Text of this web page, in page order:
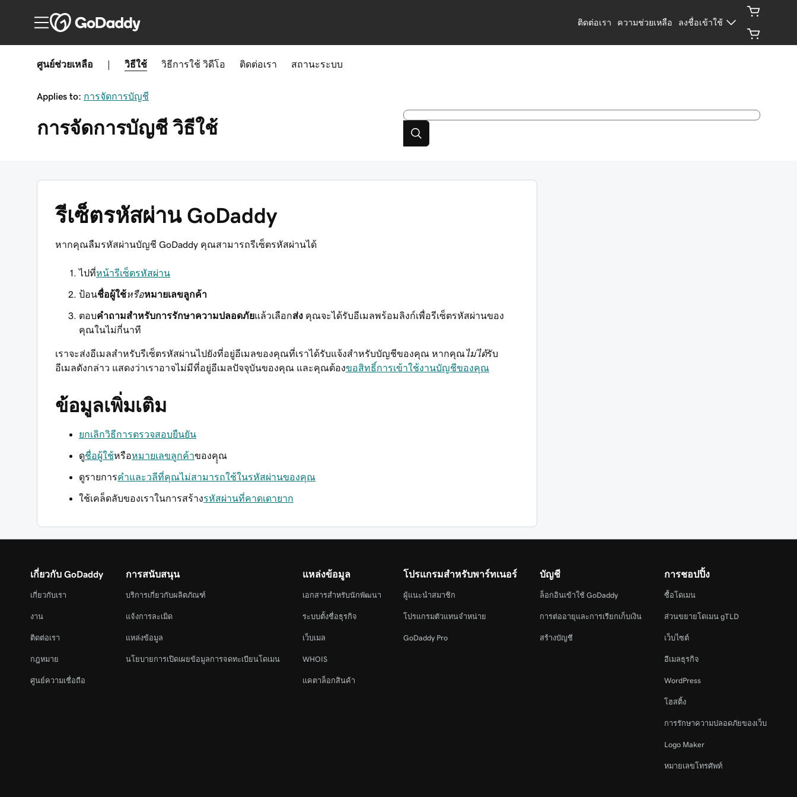
ติดต่อเรา ความช่วยเหลือ ลงชื่อเข้าใช้
ศูนย์ช่วยเหลือ วิธีใช้ วิธีการใช้ วิดีโอ ติดต่อเรา สถานะระบบ
Applies to: การจัดการบัญชี
การจัดการบัญชี วิธีใช้
รีเซ็ตรหัสผ่าน GoDaddy
หากคุณลืมรหัสผ่านบัญชี GoDaddy คุณสามารถรีเซ็ตรหัสผ่านได้
ไปที่หน้ารีเซ็ตรหัสผ่าน
ป้อนชื่อผู้ใช้หรือหมายเลขลูกค้า
ตอบคำถามสำหรับการรักษาความปลอดภัยแล้วเลือกส่ง คุณจะได้รับอีเมลพร้อมลิงก์เพื่อรีเซ็ตรหัสผ่านของ
คุณในไม่กี่นาที
เราจะส่งอีเมลสำหรับรีเซ็ตรหัสผ่านไปยังที่อยู่อีเมลของคุณที่เราได้รับแจ้งสำหรับบัญชีของคุณ หากคุณไม่ได้รับ
อีเมลดังกล่าว แสดงว่าเราอาจไม่มีที่อยู่อีเมลปัจจุบันของคุณ และคุณต้องขอสิทธิ์การเข้าใช้งานบัญชีของคุณ
ข้อมูลเพิ่มเติม
ยกเลิกวิธีการตรวจสอบยืนยัน
ดูชื่อผู้ใช้หรือหมายเลขลูกค้าของคุุณ
ดูรายการคำและวลีที่คุณไม่สามารถใช้ในรหัสผ่านของคุณ
ใช้เคล็ดลับของเราในการสร้างรหัสผ่านที่คาดเดายาก
เกี่ยวกับ GoDaddy
เกี่ยวกับเรา
งาน
ติดต่อเรา
กฎหมาย
ศูนย์ความเชื่อถือ
การสนับสนุน
บริการเกี่ยวกับผลิตภัณฑ์
แจ้งการละเมิด
แหล่งข้อมูล
นโยบายการเปิดเผยข้อมูลการจดทะเบียนโดเมน
แหล่งข้อมูล
เอกสารสำหรับนักพัฒนา
ระบบตั้งชื่อธุรกิจ
เว็บเมล
WHOIS
แคตาล็อกสินค้า
โปรแกรมสำหรับพาร์ทเนอร์
ผู้แนะนำสมาชิก
โปรแกรมตัวแทนจำหน่าย
GoDaddy Pro
บัญชี
ล็อกอินเข้าใช้ GoDaddy
การต่ออายุและการเรียกเก็บเงิน
สร้างบัญชี
การชอปปิ้ง
ซื้อโดเมน
ส่วนขยายโดเมน gTLD
เว็บไซต์
อีเมลธุรกิจ
WordPress
โฮสติ้ง
การรักษาความปลอดภัยของเว็บ
Logo Maker
หมายเลขโทรศัพท์